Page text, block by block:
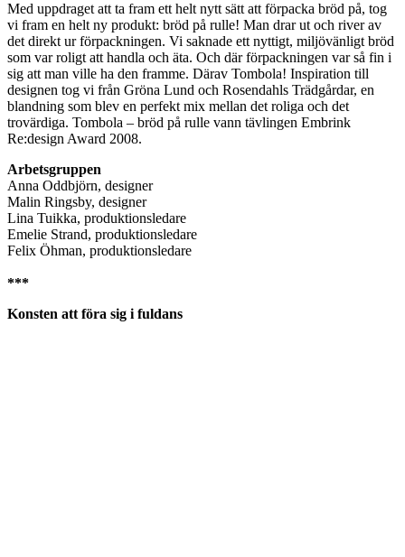
Med uppdraget att ta fram ett helt nytt sätt att förpacka bröd på, tog
vi fram en helt ny produkt: bröd på rulle! Man drar ut och river av
det direkt ur förpackningen. Vi saknade ett nyttigt, miljövänligt bröd
som var roligt att handla och äta. Och där förpackningen var så fin i
sig att man ville ha den framme. Därav Tombola! Inspiration till
designen tog vi från Gröna Lund och Rosendahls Trädgårdar, en
blandning som blev en perfekt mix mellan det roliga och det
trovärdiga. Tombola – bröd på rulle vann tävlingen Embrink
Re:design Award 2008.
Arbetsgruppen
Anna Oddbjörn, designer
Malin Ringsby, designer
Lina Tuikka, produktionsledare
Emelie Strand, produktionsledare
Felix Öhman, produktionsledare
***
Konsten att föra sig i fuldans